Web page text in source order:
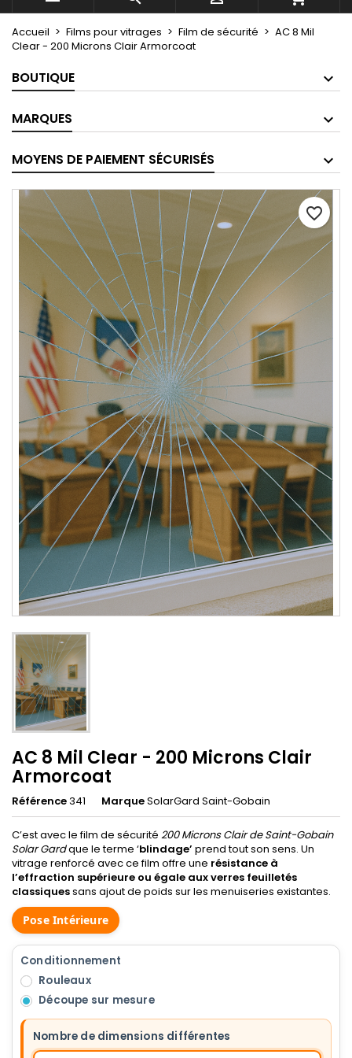
Accueil Films pour vitrages Film de sécurité
AC 8 Mil
Clear - 200 Microns Clair Armorcoat
BOUTIQUE
MARQUES
MOYENS DE PAIEMENT SÉCURISÉS
AC 8 Mil Clear - 200 Microns Clair
Armorcoat
Référence341 MarqueSolarGard Saint-Gobain
C’est avec le film de sécurité 200 Microns Clair de Saint-Gobain
Solar Gardque le terme ‘blindage’ prend tout son sens. Un
vitrage renforcé avec ce film offre une résistance à
l’effraction supérieure ou égale aux verres feuilletés
classiquessans ajout de poids sur les menuiseries existantes.
Pose Intérieure
Conditionnement
Rouleaux
Découpe sur mesure
Nombre de dimensions différentes
favorite_border